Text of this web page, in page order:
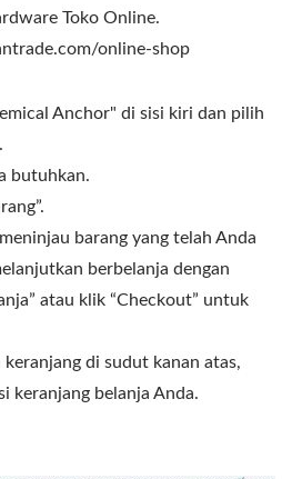
Toko Online.
online-shop
Anchor" di sisi kiri dan pilih
butuhkan.
barang yang telah Anda
berbelanja dengan
atau klik “Checkout” untuk
di sudut kanan atas,
keranjang belanja Anda.